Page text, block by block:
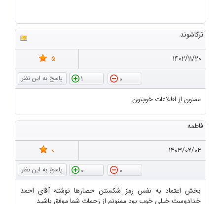
ترکاشوند
۱۴۰۲/۱۱/۲۰
5
0
1
ممنون از اطلاعات خوبتون
فاطمه
۱۴۰۳/۰۲/۰۴
0
0
0
بخش اعتماد به نفس رمز شکستن حصارها نوشته آقای احمد
خدادوست خیلی خوب بود ممنونم از زحمات شما موفق باشید